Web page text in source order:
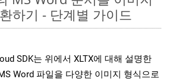
하기 - 단계별 가이드
SDK는 위에서 XLTX에 대해 설명한
Word 파일을 다양한 이미지 형식으로